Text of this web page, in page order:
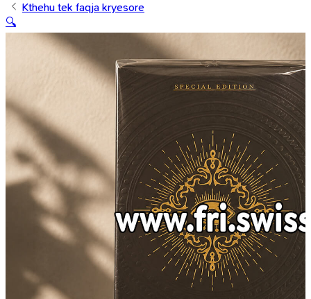
Kthehu tek faqja kryesore
🔍